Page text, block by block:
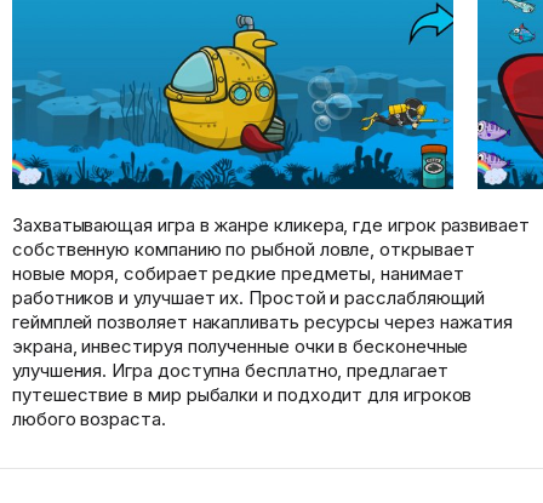
Захватывающая игра в жанре кликера, где игрок развивает
собственную компанию по рыбной ловле, открывает
новые моря, собирает редкие предметы, нанимает
работников и улучшает их. Простой и расслабляющий
геймплей позволяет накапливать ресурсы через нажатия
экрана, инвестируя полученные очки в бесконечные
улучшения. Игра доступна бесплатно, предлагает
путешествие в мир рыбалки и подходит для игроков
любого возраста.